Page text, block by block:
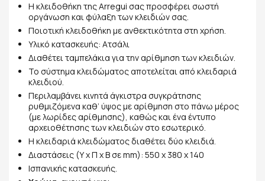
Η κλειδοθήκη της Arregui σας προσφέρει σωστή
οργάνωση και φύλαξη των κλειδιών σας.
Ποιοτική κλειδοθήκη με ανθεκτικότητα στη χρήση.
Υλικό κατασκευής: Ατσάλι
Διαθέτει ταμπελάκια για την αρίθμηση των κλειδιών.
Το σύστημα κλειδώματος αποτελείται από κλειδαριά
κλειδιού.
Περιλαμβάνει κινητά άγκιστρα συγκράτησης
ρυθμιζόμενα καθ’ ύψος με αρίθμηση στο πάνω μέρος
(με λωρίδες αρίθμησης), καθώς και ένα έντυπο
αρχειοθέτησης των κλειδιών στο εσωτερικό.
H κλειδαριά κλειδώματος διαθέτει δύο κλειδιά.
Διαστάσεις (Υ x Π x Β σε mm): 550 x 380 x 140
Ισπανικής κατασκευής.